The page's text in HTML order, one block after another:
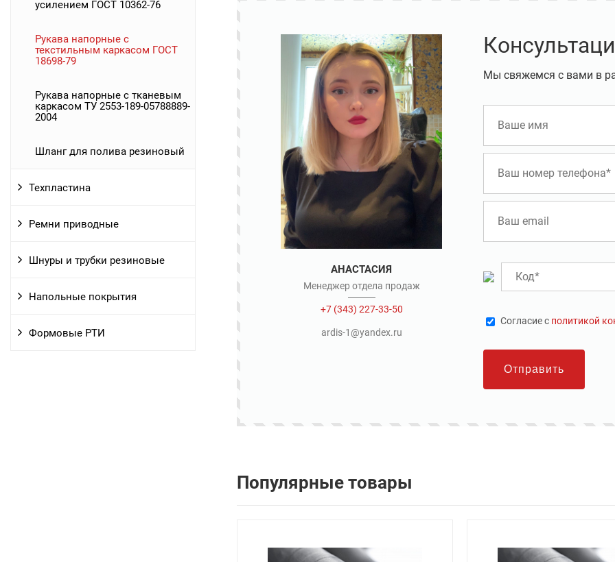
усилением ГОСТ 10362-76
Рукава напорные с
текстильным каркасом ГОСТ
18698-79
Рукава напорные с тканевым
каркасом ТУ 2553-189-05788889-
2004
Шланг для полива резиновый
Техпластина
Ремни приводные
Шнуры и трубки резиновые
Напольные покрытия
Формовые РТИ
АНАСТАСИЯ
Менеджер отдела продаж
+7 (343) 227-33-50
ardis-1@yandex.ru
Мы свяжемся с вами в
Cогласие с политикой
Отправить
Популярные товары